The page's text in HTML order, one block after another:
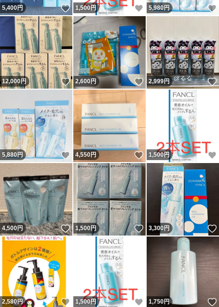
5,400円 いいね！
1,500円 いいね！
5,980円
12,000円 いいね！
2,600円 いいね！
2,999円
5,880円 いいね！
4,550円 いいね！
1,500円
4,500円 いいね！
1,500円 いいね！
3,300円
2,580円 いいね！
1,500円 いいね！
1,750円